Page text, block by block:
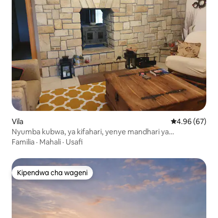
Vila Ukadiriaji wa
4.96 (67)
Nyumba kubwa, ya kifahari, yenye mandhari ya
kupendeza.
Familia · Mahali · Usafi
Kipendwa cha wageni
Kipendwa cha wageni